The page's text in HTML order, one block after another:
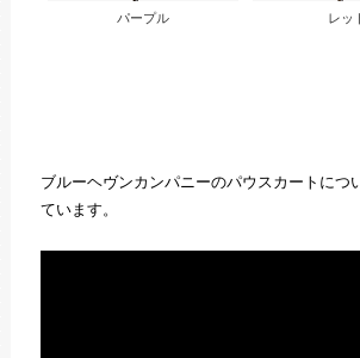
パープル レッ
ブルーヘヴンカンパニーのパウスカートにつ
ています。